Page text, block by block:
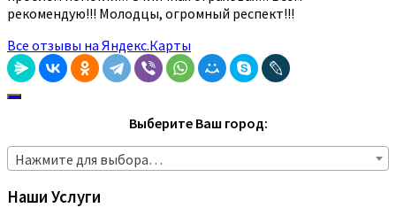
рекомендую!!! Молодцы, огромный респект!!!
Все отзывы на Яндекс.Карты
Выберите Ваш город:
Нажмите для выбора…
Наши Услуги